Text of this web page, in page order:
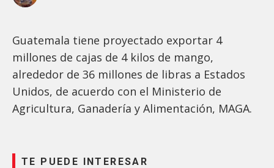
Guatemala tiene proyectado exportar 4
millones de cajas de 4 kilos de mango,
alrededor de 36 millones de libras a Estados
Unidos, de acuerdo con el Ministerio de
Agricultura, Ganadería y Alimentación, MAGA.
TE PUEDE INTERESAR